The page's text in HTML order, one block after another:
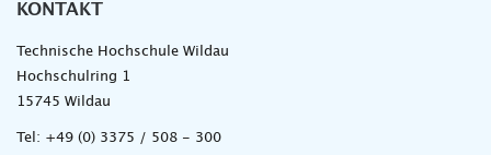
KONTAKT
Technische Hochschule Wildau
Hochschulring 1
15745 Wildau
Tel: +49 (0) 3375 / 508 - 300